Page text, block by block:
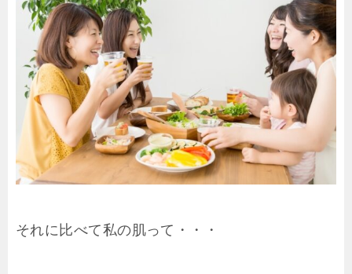
それに比べて私の肌って・・・